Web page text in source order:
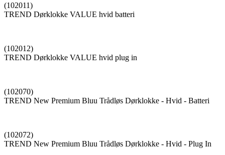
(102011)
TREND Dørklokke VALUE hvid batteri
(102012)
TREND Dørklokke VALUE hvid plug in
(102070)
TREND New Premium Bluu Trådløs Dørklokke - Hvid - Batteri
(102072)
TREND New Premium Bluu Trådløs Dørklokke - Hvid - Plug In